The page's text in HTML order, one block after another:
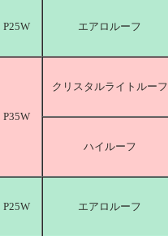
P25W エアロルーフ
P35W
クリスタルライトルーフ
ハイルーフ
P25W エアロルーフ